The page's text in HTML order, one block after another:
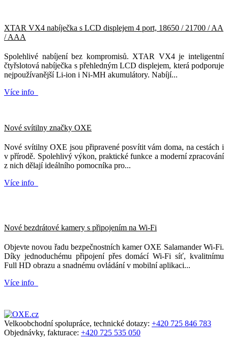
XTAR VX4 nabíječka s LCD displejem 4 port, 18650 / 21700 / AA
/ AAA
Spolehlivé nabíjení bez kompromisů. XTAR VX4 je inteligentní
čtyřslotová nabíječka s přehledným LCD displejem, která podporuje
nejpoužívanější Li-ion i Ni-MH akumulátory. Nabíjí...
Více info
Nové svítilny značky OXE
Nové svítilny OXE jsou připravené posvítit vám doma, na cestách i
v přírodě. Spolehlivý výkon, praktické funkce a moderní zpracování
z nich dělají ideálního pomocníka pro...
Více info
Nové bezdrátové kamery s připojením na Wi-Fi
Objevte novou řadu bezpečnostních kamer OXE Salamander Wi-Fi.
Díky jednoduchému připojení přes domácí Wi-Fi síť, kvalitnímu
Full HD obrazu a snadnému ovládání v mobilní aplikaci...
Více info
Velkoobchodní spolupráce, technické dotazy: +420 725 846 783
Objednávky, fakturace: +420 725 535 050